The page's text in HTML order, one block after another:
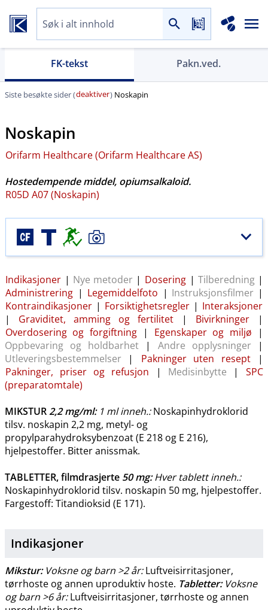
FK-tekst Pakn.ved.
Siste besøkte sider (deaktiver) Noskapin
Noskapin
Orifarm Healthcare (Orifarm Healthcare AS)
Hostedempende middel, opiumsalkaloid.
R05D A07 (Noskapin)
Indikasjoner | Nye metoder| Dosering | Tilberedning|
Administrering | Legemiddelfoto | Instruksjonsfilmer |
Kontraindikasjoner | Forsiktighetsregler | Interaksjoner
| Graviditet, amming og fertilitet | Bivirkninger |
Overdosering og forgiftning | Egenskaper og miljø |
Oppbevaring og holdbarhet | Andre opplysninger|
Utleveringsbestemmelser | Pakninger uten resept |
Pakninger, priser og refusjon | Medisinbytte | SPC
(preparatomtale)
MIKSTUR2,2 mg/ml: 1 ml inneh.:Noskapinhydroklorid
tilsv. noskapin 2,2 mg, metyl- og
propylparahydroksybenzoat (E 218 og E 216),
hjelpestoffer. Bitter anissmak.
TABLETTER, filmdrasjerte 50 mg:Hver tablett inneh.:
Noskapinhydroklorid tilsv. noskapin 50 mg, hjelpestoffer.
Fargestoff: Titandioksid (E 171).
Indikasjoner
Mikstur: Voksne og barn >2 år:Luftveisirritasjoner,
tørrhoste og annen uproduktiv hoste. Tabletter: Voksne
og barn >6 år:Luftveisirritasjoner, tørrhoste og annen